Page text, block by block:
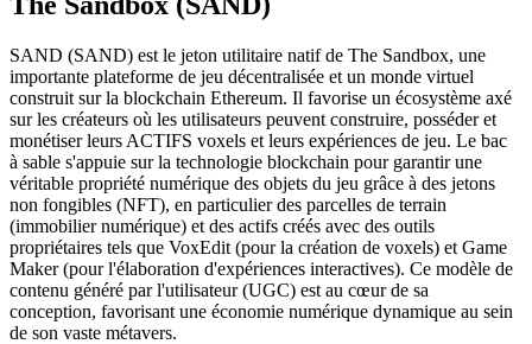
SAND (SAND) est le jeton utilitaire natif de The Sandbox, une
importante plateforme de jeu décentralisée et un monde virtuel
construit sur la blockchain Ethereum. Il favorise un écosystème axé
sur les créateurs où les utilisateurs peuvent construire, posséder et
monétiser leurs ACTIFS voxels et leurs expériences de jeu. Le bac
à sable s'appuie sur la technologie blockchain pour garantir une
véritable propriété numérique des objets du jeu grâce à des jetons
non fongibles (NFT), en particulier des parcelles de terrain
(immobilier numérique) et des actifs créés avec des outils
propriétaires tels que VoxEdit (pour la création de voxels) et Game
Maker (pour l'élaboration d'expériences interactives). Ce modèle de
contenu généré par l'utilisateur (UGC) est au cœur de sa
conception, favorisant une économie numérique dynamique au sein
de son vaste métavers.